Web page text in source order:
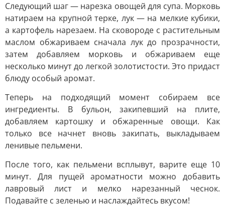
Следующий шаг — нарезка овощей для супа. Морковь
натираем на крупной терке, лук — на мелкие кубики,
а картофель нарезаем. На сковороде с растительным
маслом обжариваем сначала лук до прозрачности,
затем добавляем морковь и обжариваем еще
несколько минут до легкой золотистости. Это придаст
блюду особый аромат.
Теперь на подходящий момент собираем все
ингредиенты. В бульон, закипевший на плите,
добавляем картошку и обжаренные овощи. Как
только все начнет вновь закипать, выкладываем
ленивые пельмени.
После того, как пельмени всплывут, варите еще 10
минут. Для пущей ароматности можно добавить
лавровый лист и мелко нарезанный чеснок.
Подавайте с зеленью и наслаждайтесь вкусом!